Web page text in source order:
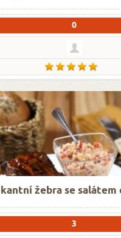
0
žebra se salátem
3